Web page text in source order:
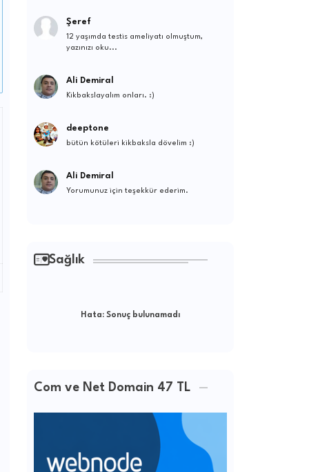
Şeref
12 yaşımda testis ameliyatı olmuştum,
yazınızı oku...
Ali Demiral
Kikbakslayalım onları. :)
deeptone
bütün kötüleri kikbaksla dövelim :)
Ali Demiral
Yorumunuz için teşekkür ederim.
Sağlık
Hata:Sonuç bulunamadı
Com ve Net Domain 47 TL